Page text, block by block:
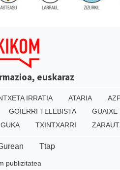
euskaraz
IRRATIA ATARIA
GOIERRI TELEBISTA GUAIXE
TXINTXARRI
Ttap
publizitatea